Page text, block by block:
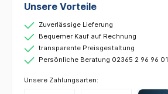
Unsere Vorteile
Zuverlässige Lieferung
Bequemer Kauf auf Rechnung
transparente Preisgestaltung
Persönliche Beratung 02365 2 96 96 01
Unsere Zahlungsarten: